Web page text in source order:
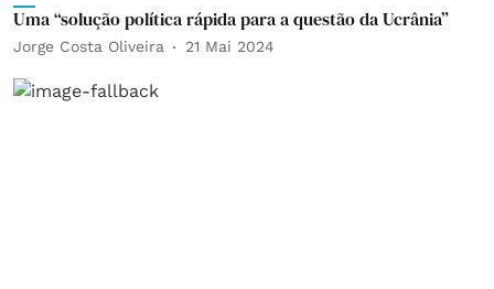
Uma “solução política rápida para a questão da Ucrânia”
Jorge Costa Oliveira 21 Mai 2024